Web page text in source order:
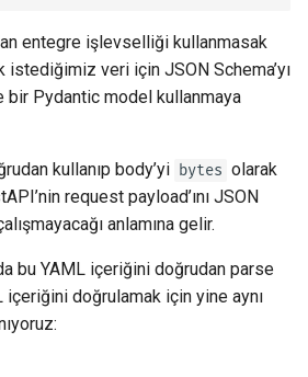
entegre işlevselliği kullanmasak
istediğimiz veri için JSON Schema’yı
bir Pydantic model kullanmaya
kullanıp body’yi bytes olarak
request payload’ını JSON
anlamına gelir.
bu YAML içeriğini doğrudan parse
içeriğini doğrulamak için yine aynı